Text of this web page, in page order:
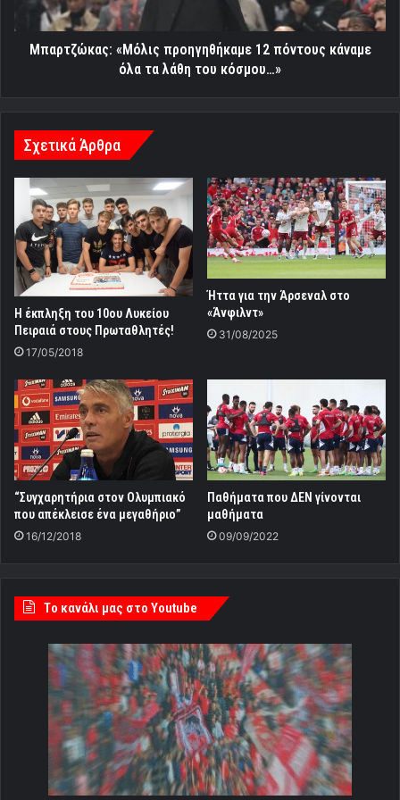
λάθη
τουΜπαρτζώκας: «Μόλις προηγηθήκαμε 12 πόντους κάναμε
όλα τα λάθη του κόσμου…»
Σχετικά Άρθρα
Η έκπληξη του 10ου Λυκείου
Πειραιά στους Πρωταθλητές!
17/05/2018
Ήττα για την Άρσεναλ στο
«Άνφιλντ»
31/08/2025
“Συγχαρητήρια στον Ολυμπιακό
που απέκλεισε ένα μεγαθήριο”
16/12/2018
Παθήματα που ΔΕΝ γίνονται
μαθήματα
09/09/2022
Tο κανάλι μας στο Youtube